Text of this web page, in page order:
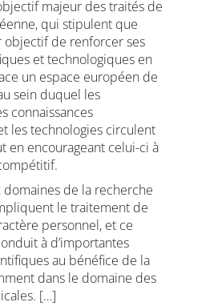
majeur des traités de
qui stipulent que
objectif de renforcer ses
et technologiques en
un espace européen de
sein duquel les
connaissances
les technologies circulent
en encourageant celui-ci à
de la recherche
le traitement de
personnel, et ce
à d’importantes
au bénéfice de la
dans le domaine des
[…]